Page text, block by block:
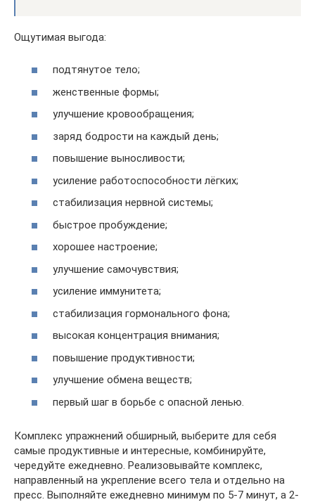
Ощутимая выгода:
подтянутое тело;
женственные формы;
улучшение кровообращения;
заряд бодрости на каждый день;
повышение выносливости;
усиление работоспособности лёгких;
стабилизация нервной системы;
быстрое пробуждение;
хорошее настроение;
улучшение самочувствия;
усиление иммунитета;
стабилизация гормонального фона;
высокая концентрация внимания;
повышение продуктивности;
улучшение обмена веществ;
первый шаг в борьбе с опасной ленью.
Комплекс упражнений обширный, выберите для себя
самые продуктивные и интересные, комбинируйте,
чередуйте ежедневно. Реализовывайте комплекс,
направленный на укрепление всего тела и отдельно на
пресс. Выполняйте ежедневно минимум по 5-7 минут, а 2-